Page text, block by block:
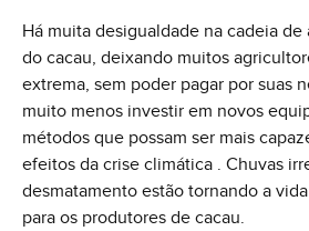
Há muita desigualdade na cadeia
do cacau, deixando muitos
extrema, sem poder pagar por suas
muito menos investir em novos
métodos que possam ser mais
efeitos da crise climática . Chuvas
desmatamento estão tornando a
para os produtores de cacau.